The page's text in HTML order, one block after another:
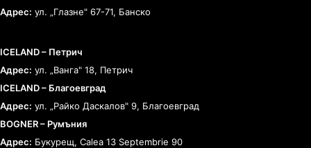
Адрес: ул. „Глазне" 67-71, Банско
ICELAND – Петрич
Адрес: ул. „Ванга" 18, Петрич
ICELAND – Благоевград
Адрес: ул. „Райко Даскалов" 9, Благоевград
BOGNER – Румъния
Адрес: Букурещ, Calea 13 Septembrie 90